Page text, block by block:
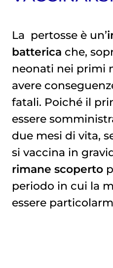
La pertosse è un’
batterica che,
neonati nei primi
avere
fatali. Poiché il
essere
due mesi di vita,
si vaccina in
rimane scoperto
periodo in cui la
essere